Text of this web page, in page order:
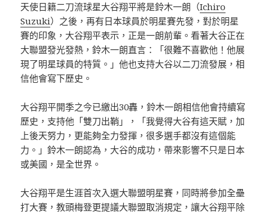
天使日籍二刀流球星大谷翔平將是鈴木一朗（Ichiro
Suzuki）之後，再有日本球員於明星賽先發，對於明星
賽的印象，大谷翔平表示，正是一朗前輩。看著大谷正在
大聯盟發光發熱，鈴木一朗直言：「很難不喜歡他！他展
現了明星球員的特質。」他也支持大谷以二刀流發展，相
信他會寫下歷史。
大谷翔平開季之今已繳出30轟，鈴木一朗相信他會持續寫
歷史，支持他「雙刀出鞘」，「我覺得大谷有這天賦，加
上後天努力，更能夠全力發揮，很多選手都沒有這個能
力。」鈴木一朗認為，大谷的成功，帶來影響不只是日本
或美國，是全世界。
大谷翔平是生涯首次入選大聯盟明星賽，同時將參加全壘
打大賽，教頭梅登更提議大聯盟取消規定，讓大谷翔平除